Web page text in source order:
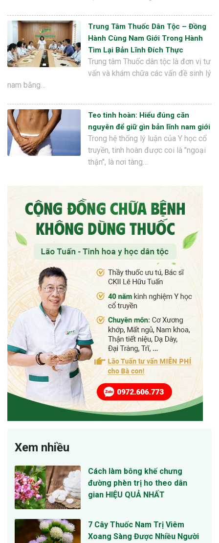
Trung Tâm Thuốc Dân Tộc – Đồng
Hành Cùng Nam Giới Trong Hành
Tìm Lại Bản Lĩnh Đích Thực
Trung tâm Thuốc dân tộc là đơn vị tư
vấn và khám chữa các vấn đề sinh lý
nam bằng…
Teo tinh hoàn: Hiểu đúng căn
nguyên để giữ gìn bản lĩnh nam giới
Trong hệ thống lý luận của Y học cổ
truyền, tinh hoàn được coi là "ngoại
thận", là nơi tàng…
Xem nhiều
Cách làm bông khế chưng
đường phèn trị ho theo dân
gian HIỆU QUẢ NHẤT
7 Cây Thuốc Nam Trị Viêm
Xoang Sàng Được Nhiều Người